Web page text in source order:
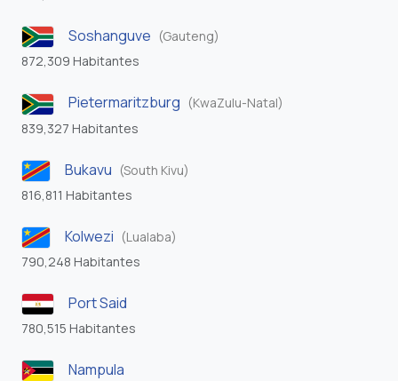
Soshanguve (Gauteng)
872,309 Habitantes
Pietermaritzburg (KwaZulu-Natal)
839,327 Habitantes
Bukavu (South Kivu)
816,811 Habitantes
Kolwezi (Lualaba)
790,248 Habitantes
Port Said
780,515 Habitantes
Nampula